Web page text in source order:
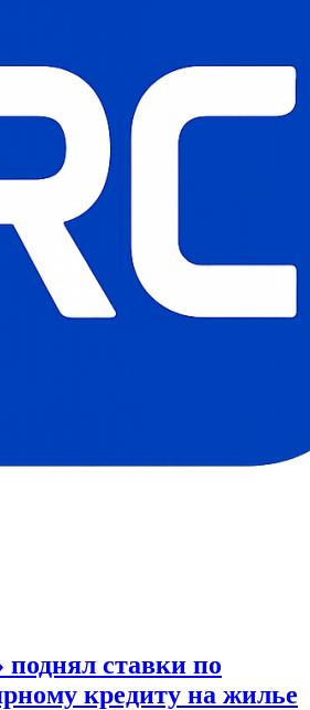
поднял ставки по
кредиту на жилье